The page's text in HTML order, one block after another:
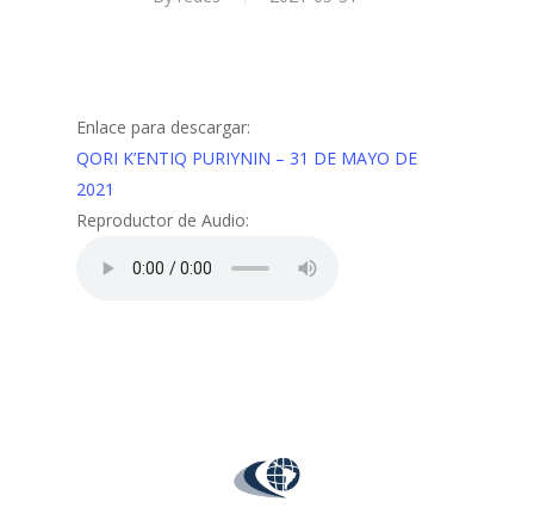
Enlace para descargar:
QORI K’ENTIQ PURIYNIN – 31 DE MAYO DE
2021
Reproductor de Audio: